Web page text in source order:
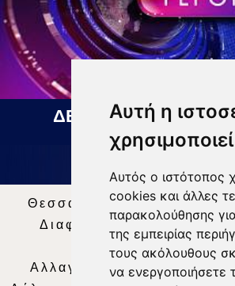
Αυτή η
Αυτός ο ιστότοπος
cookies και άλλες
παρακολούθησης
της εμπειρίας
τους ακόλουθους
να ενεργοποιήσετε
ΔΕΛΤΙΟ ΕΙΔΗΣΕΩΝ 07
Θεσσαλία Τηλεόραση|
Διαφήμιση | Όροι Χρήσης
Απορρήτου |
Αλλαγή Προτιμήσεων για